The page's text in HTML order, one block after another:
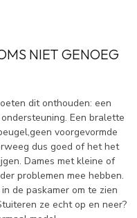
NIET GENOEG
dit onthouden: een
Een bralette
voorgevormde
dus goed of het het
Dames met kleine of
problemen mee hebben.
de paskamer om te zien
ze echt op en neer?